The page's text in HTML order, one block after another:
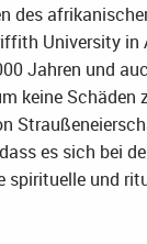
des
University
Jahren und
keine
es sich bei
spirituelle und